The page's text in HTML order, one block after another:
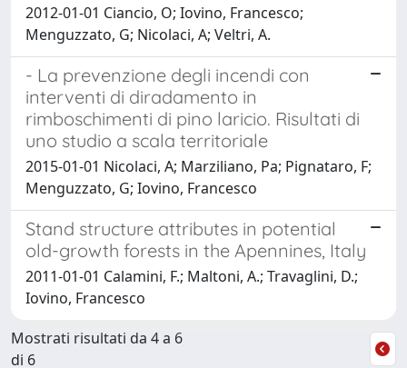
2012-01-01 Ciancio, O; Iovino, Francesco;
Menguzzato, G; Nicolaci, A; Veltri, A.
- La prevenzione degli incendi con
interventi di diradamento in
rimboschimenti di pino laricio. Risultati di
uno studio a scala territoriale
2015-01-01 Nicolaci, A; Marziliano, Pa; Pignataro, F;
Menguzzato, G; Iovino, Francesco
Stand structure attributes in potential
old-growth forests in the Apennines, Italy
2011-01-01 Calamini, F.; Maltoni, A.; Travaglini, D.;
Iovino, Francesco
Mostrati risultati da 4 a 6
di 6